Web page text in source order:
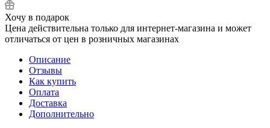
Хочу в подарок
Цена действительна только для интернет-магазина и может
отличаться от цен в розничных магазинах
Описание
Отзывы
Как купить
Оплата
Доставка
Дополнительно